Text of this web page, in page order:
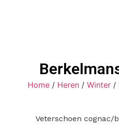
Home/ Heren/ Winter/
Veterschoen cognac/